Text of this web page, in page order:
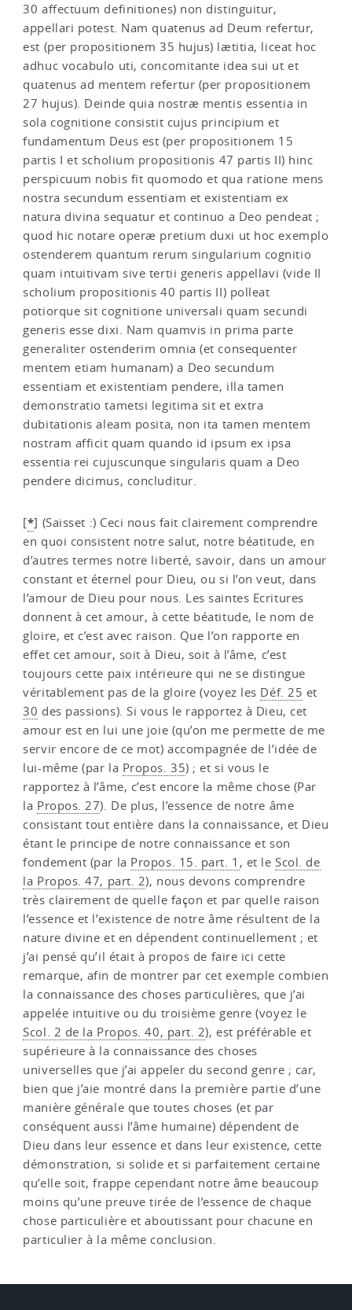
30 affectuum definitiones) non distinguitur,
appellari potest. Nam quatenus ad Deum refertur,
est (per propositionem 35 hujus) lætitia, liceat hoc
adhuc vocabulo uti, concomitante idea sui ut et
quatenus ad mentem refertur (per propositionem
27 hujus). Deinde quia nostræ mentis essentia in
sola cognitione consistit cujus principium et
fundamentum Deus est (per propositionem 15
partis I et scholium propositionis 47 partis II) hinc
perspicuum nobis fit quomodo et qua ratione mens
nostra secundum essentiam et existentiam ex
natura divina sequatur et continuo a Deo pendeat ;
quod hic notare operæ pretium duxi ut hoc exemplo
ostenderem quantum rerum singularium cognitio
quam intuitivam sive tertii generis appellavi (vide II
scholium propositionis 40 partis II) polleat
potiorque sit cognitione universali quam secundi
generis esse dixi. Nam quamvis in prima parte
generaliter ostenderim omnia (et consequenter
mentem etiam humanam) a Deo secundum
essentiam et existentiam pendere, illa tamen
demonstratio tametsi legitima sit et extra
dubitationis aleam posita, non ita tamen mentem
nostram afficit quam quando id ipsum ex ipsa
essentia rei cujuscunque singularis quam a Deo
pendere dicimus, concluditur.
[*] (Saisset :) Ceci nous fait clairement comprendre
en quoi consistent notre salut, notre béatitude, en
d’autres termes notre liberté, savoir, dans un amour
constant et éternel pour Dieu, ou si l’on veut, dans
l’amour de Dieu pour nous. Les saintes Ecritures
donnent à cet amour, à cette béatitude, le nom de
gloire, et c’est avec raison. Que l’on rapporte en
effet cet amour, soit à Dieu, soit à l’âme, c’est
toujours cette paix intérieure qui ne se distingue
véritablement pas de la gloire (voyez les Déf. 25 et
30 des passions). Si vous le rapportez à Dieu, cet
amour est en lui une joie (qu’on me permette de me
servir encore de ce mot) accompagnée de l’idée de
lui-même (par la Propos. 35) ; et si vous le
rapportez à l’âme, c’est encore la même chose (Par
la Propos. 27). De plus, l’essence de notre âme
consistant tout entière dans la connaissance, et Dieu
étant le principe de notre connaissance et son
fondement (par la Propos. 15. part. 1 , et le Scol. de
la Propos. 47, part. 2), nous devons comprendre
très clairement de quelle façon et par quelle raison
l’essence et l’existence de notre âme résultent de la
nature divine et en dépendent continuellement ; et
j’ai pensé qu’il était à propos de faire ici cette
remarque, afin de montrer par cet exemple combien
la connaissance des choses particulières, que j’ai
appelée intuitive ou du troisième genre (voyez le
Scol. 2 de la Propos. 40, part. 2), est préférable et
supérieure à la connaissance des choses
universelles que j’ai appeler du second genre ; car,
bien que j’aie montré dans la première partie d’une
manière générale que toutes choses (et par
conséquent aussi l’âme humaine) dépendent de
Dieu dans leur essence et dans leur existence, cette
démonstration, si solide et si parfaitement certaine
qu’elle soit, frappe cependant notre âme beaucoup
moins qu’une preuve tirée de l’essence de chaque
chose particulière et aboutissant pour chacune en
particulier à la même conclusion.